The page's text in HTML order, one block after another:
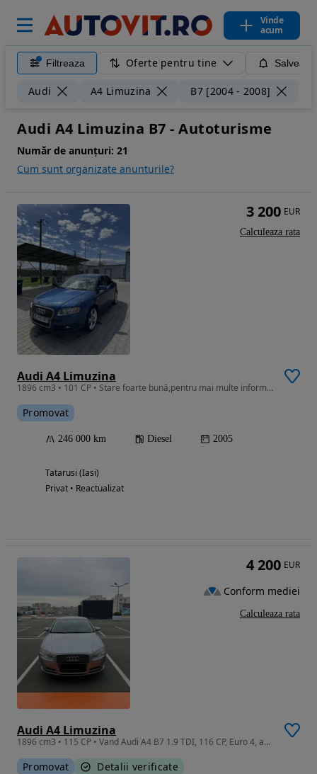
Vinde
acum
Filtreaza Oferte pentru tine
Audi A4 Limuzina B7 [2004 - 2008]
Audi A4 Limuzina B7 - Autoturisme
Număr de anunțuri: 21
Cum sunt organizate anunturile?
Audi A4 Limuzina
1896 cm3 • 101 CP • Stare foarte bună,pentru mai multe informații contactați mă
Promovat
246 000 km Diesel 2005
Tatarusi (Iasi)
Privat • Reactualizat
3 200 EUR
Calculeaza rata
Audi A4 Limuzina
1896 cm3 • 115 CP • Vand Audi A4 B7 1.9 TDI, 116 CP, Euro 4, an 2006
Promovat Detalii verificate
4 200 EUR
Conform mediei
Calculeaza rata